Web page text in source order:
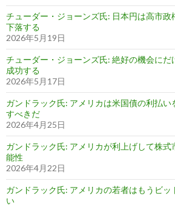
チューダー・ジョーンズ氏: 日本円は高市政
下落する
2026年5月19日
チューダー・ジョーンズ氏: 絶好の機会に
成功する
2026年5月17日
ガンドラック氏: アメリカは米国債の利払い
すべきだ
2026年4月25日
ガンドラック氏: アメリカが利上げして株
能性
2026年4月22日
ガンドラック氏: アメリカの若者はもうビ
い